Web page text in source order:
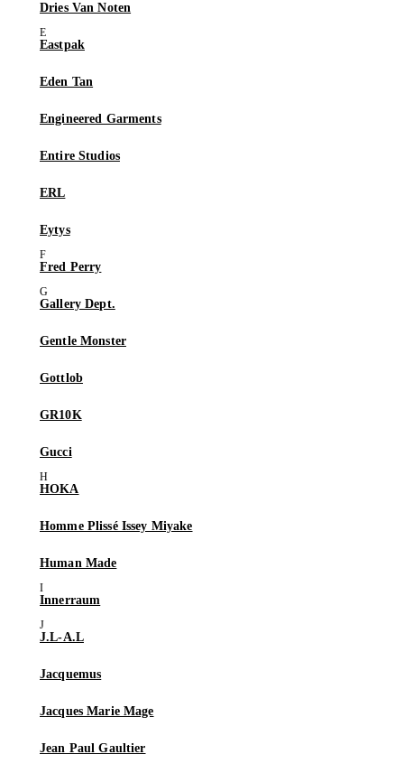
Dries Van Noten
Eastpak
Eden Tan
Engineered Garments
Entire Studios
ERL
Eytys
Fred Perry
Gallery Dept.
Gentle Monster
Gottlob
GR10K
Gucci
HOKA
Homme Plissé Issey Miyake
Human Made
Innerraum
J.L-A.L
Jacquemus
Jacques Marie Mage
Jean Paul Gaultier